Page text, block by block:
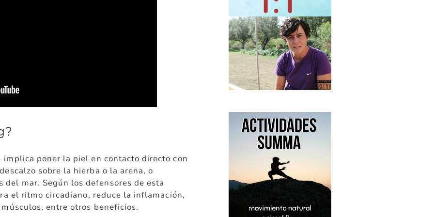
implica poner la piel en contacto directo con
sobre la hierba o la arena, o
del mar. Según los defensores de esta
el ritmo circadiano, reduce la inflamación,
entre otros beneficios.